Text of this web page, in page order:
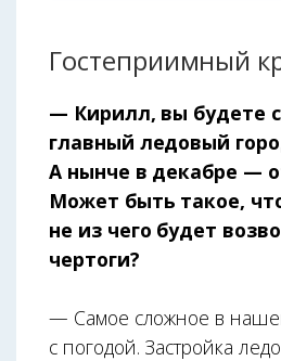
Гостеприимный
— Кирилл, вы будете
главный ледовый
А нынче в декабре —
Может быть такое,
не из чего будет
чертоги?
— Самое сложное в
с погодой. Застройка